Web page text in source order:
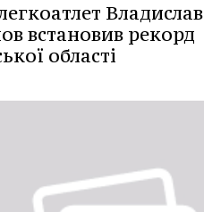
Владислав
встановив рекорд
області